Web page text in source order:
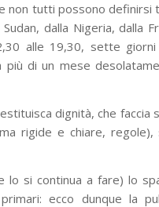
non tutti possono
dalla Nigeria, dalla
alle 19,30, sette
di un mese
dignità, che
rigide e chiare, regole),
lo si continua a fare) lo
ecco dunque la